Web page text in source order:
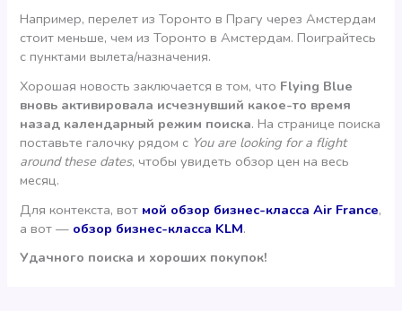
Например, перелет из Торонто в Прагу через Амстердам
стоит меньше, чем из Торонто в Амстердам. Поиграйтесь
с пунктами вылета/назначения.
Хорошая новость заключается в том, что Flying Blue
вновь активировала исчезнувший какое-то время
назад календарный режим поиска. На странице поиска
поставьте галочку рядом с You are looking for a flight
around these dates, чтобы увидеть обзор цен на весь
месяц.
Для контекста, вот мой обзор бизнес-класса Air France,
а вот — обзор бизнес-класса KLM.
Удачного поиска и хороших покупок!